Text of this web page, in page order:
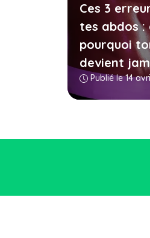
Ces 3
tes abdos :
pourquoi
devient
Publié le 14